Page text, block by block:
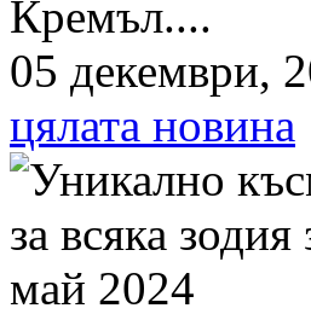
Кремъл....
05 декември,
цялата новина